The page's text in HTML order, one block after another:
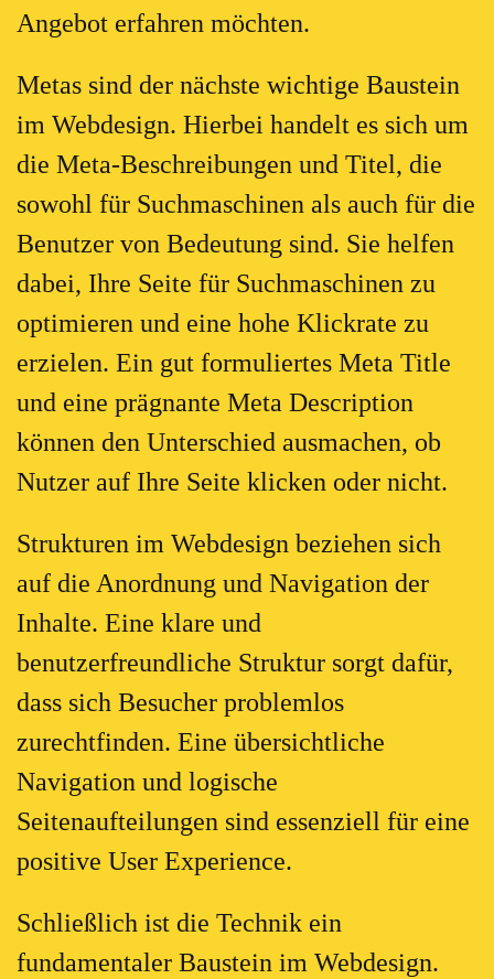
Angebot erfahren möchten.
Metas sind der nächste wichtige Baustein
im Webdesign. Hierbei handelt es sich um
die Meta-Beschreibungen und Titel, die
sowohl für Suchmaschinen als auch für die
Benutzer von Bedeutung sind. Sie helfen
dabei, Ihre Seite für Suchmaschinen zu
optimieren und eine hohe Klickrate zu
erzielen. Ein gut formuliertes Meta Title
und eine prägnante Meta Description
können den Unterschied ausmachen, ob
Nutzer auf Ihre Seite klicken oder nicht.
Strukturen im Webdesign beziehen sich
auf die Anordnung und Navigation der
Inhalte. Eine klare und
benutzerfreundliche Struktur sorgt dafür,
dass sich Besucher problemlos
zurechtfinden. Eine übersichtliche
Navigation und logische
Seitenaufteilungen sind essenziell für eine
positive User Experience.
Schließlich ist die Technik ein
fundamentaler Baustein im Webdesign.